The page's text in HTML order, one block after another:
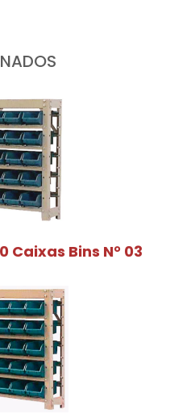
Caixas Bins N° 03